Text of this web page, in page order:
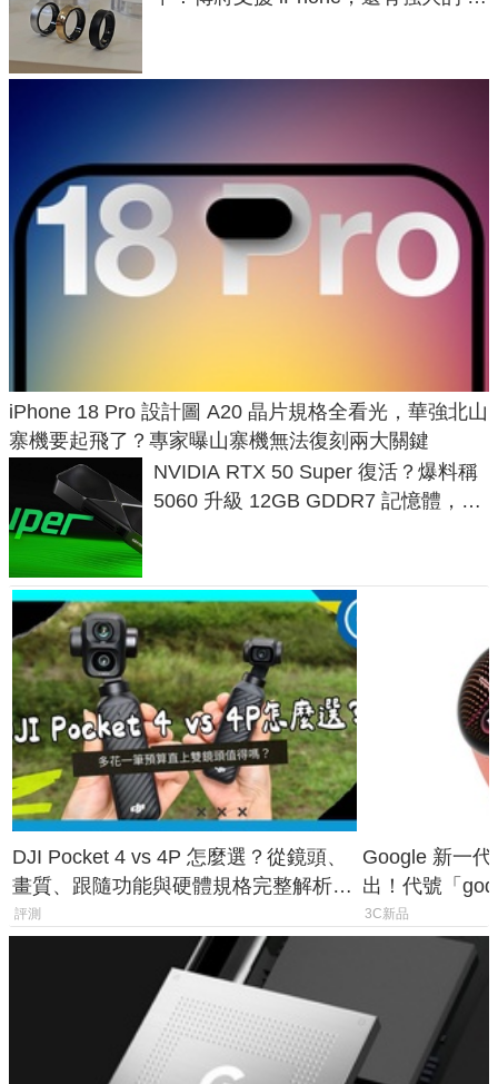
iPhone 18 Pro 設計圖 A20 晶片規格全看光，華強北山
寨機要起飛了？專家曝山寨機無法復刻兩大關鍵
NVIDIA RTX 50 Super 復活？爆料稱
5060 升級 12GB GDDR7 記憶體，這
DJI Pocket 4 vs 4P 怎麼選？從鏡頭、
畫質、跟隨功能與硬體規格完整解析，
一次看懂兩台差異
評測
Google 新一
出！代號「
鎖定 AI 應用
3C新品